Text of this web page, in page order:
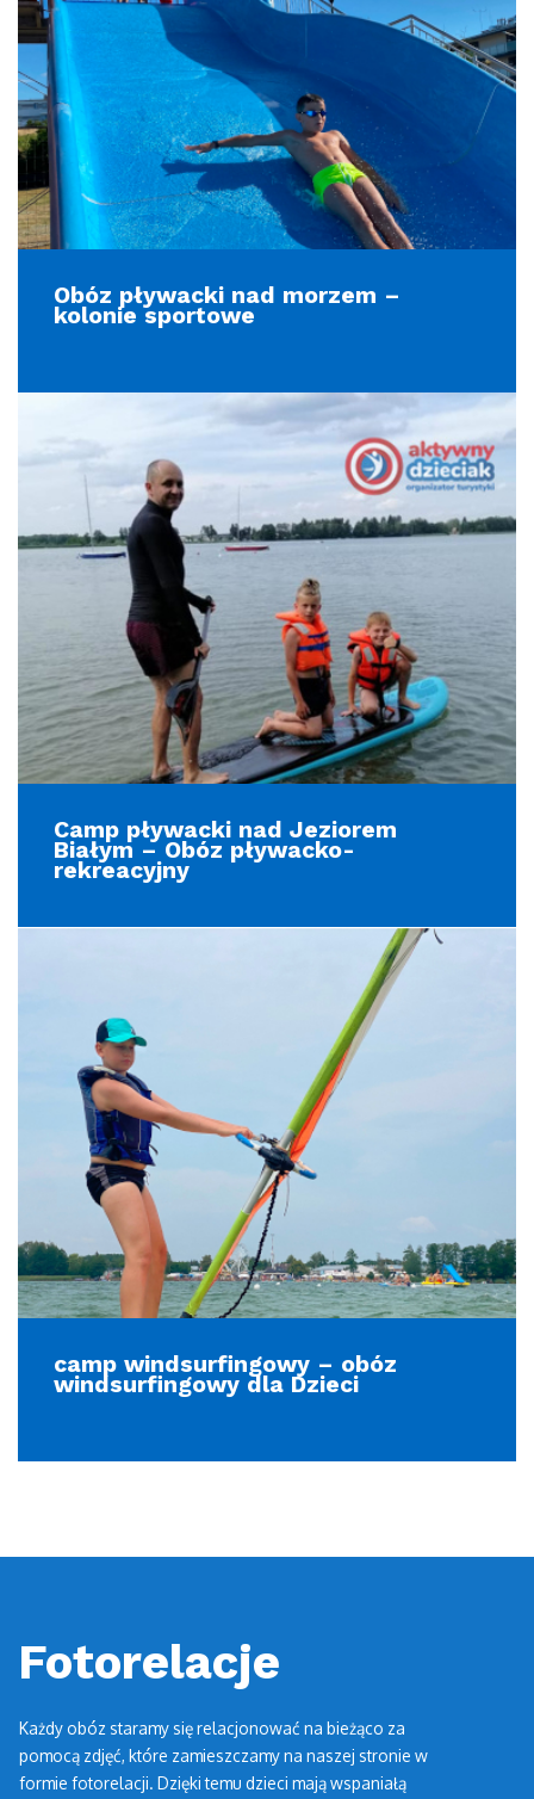
Obóz pływacki nad morzem –
kolonie sportowe
Camp pływacki nad Jeziorem
Białym – Obóz pływacko-
rekreacyjny
camp windsurfingowy – obóz
windsurfingowy dla Dzieci
Fotorelacje
Każdy obóz staramy się relacjonować na bieżąco za
pomocą zdjęć, które zamieszczamy na naszej stronie w
formie fotorelacji. Dzięki temu dzieci mają wspaniałą